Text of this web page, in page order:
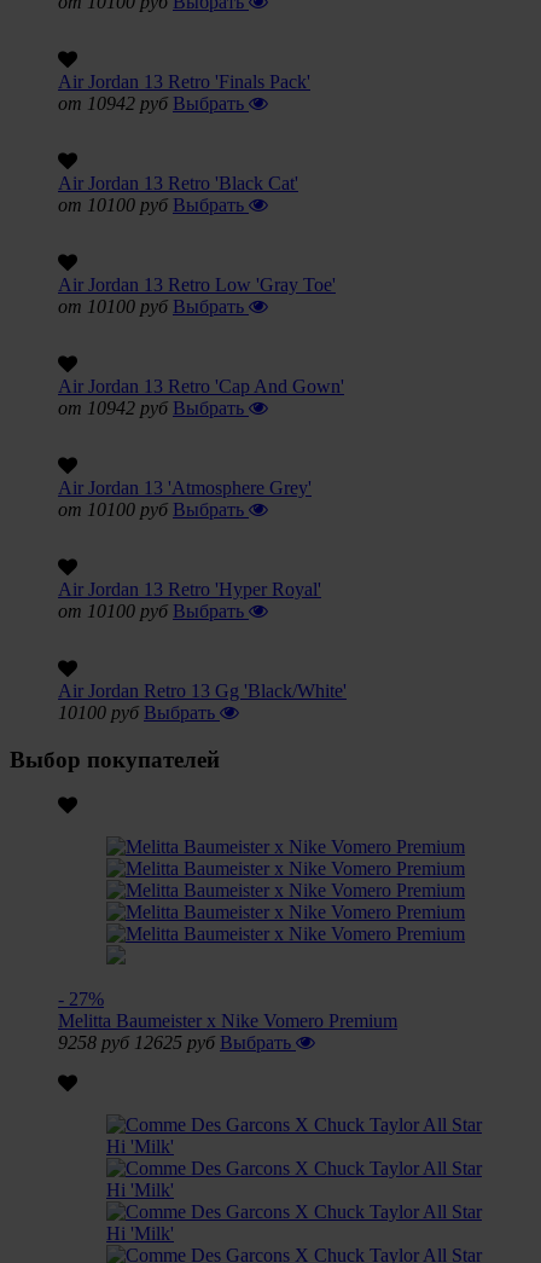
Air Jordan 13 Retro 'Finals Pack'
от 10942 руб Выбрать
Air Jordan 13 Retro 'Black Cat'
от 10100 руб Выбрать
Air Jordan 13 Retro Low 'Gray Toe'
от 10100 руб Выбрать
Air Jordan 13 Retro 'Cap And Gown'
от 10942 руб Выбрать
Air Jordan 13 'Atmosphere Grey'
от 10100 руб Выбрать
Air Jordan 13 Retro 'Hyper Royal'
от 10100 руб Выбрать
Air Jordan Retro 13 Gg 'Black/White'
10100 руб Выбрать
Выбор покупателей
- 27%
Melitta Baumeister x Nike Vomero Premium
9258 руб 12625 руб Выбрать